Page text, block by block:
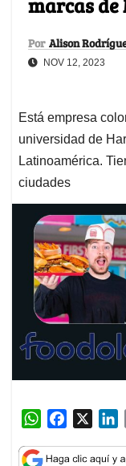
marcas de
Por Alison
NOV 12, 2023
Está empresa
universidad de
Latinoamérica.
ciudades
W
a
c
n